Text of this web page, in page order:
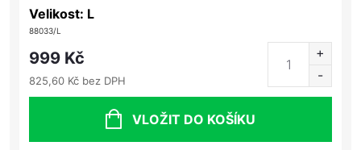
Velikost: L
88033/L
999 Kč
825,60 Kč bez DPH
VLOŽIT DO KOŠÍKU